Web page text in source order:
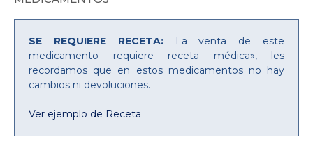
SE REQUIERE RECETA:
La venta de este
medicamento requiere receta médica», les
recordamos que en estos medicamentos no hay
cambios ni devoluciones.
Ver ejemplo de Receta